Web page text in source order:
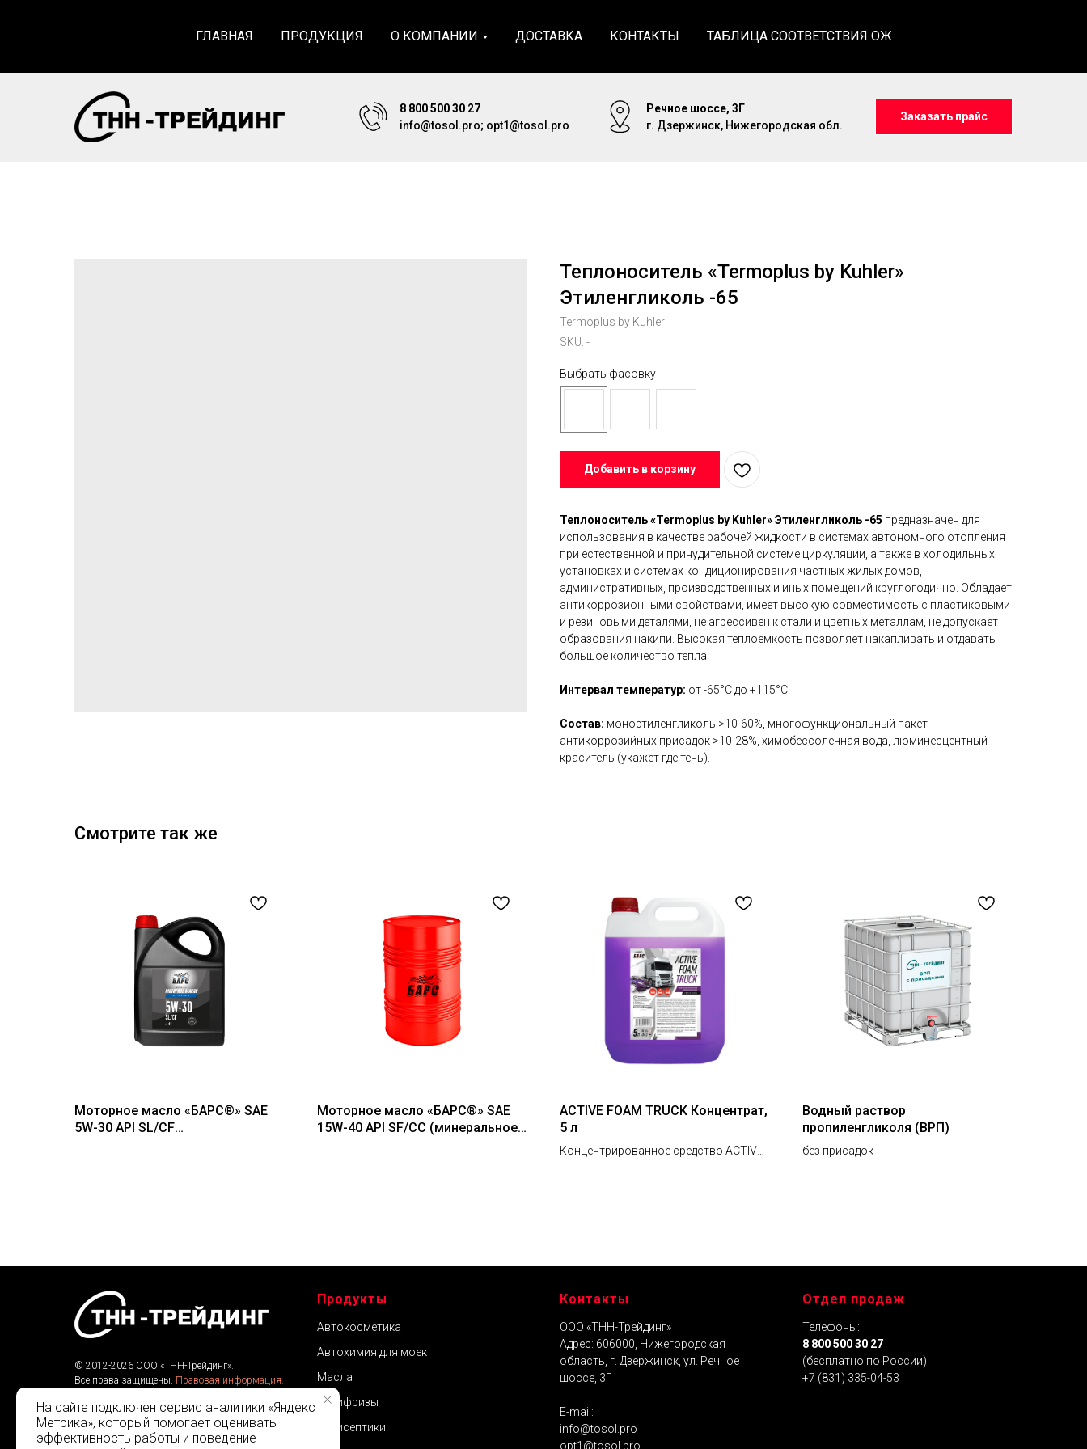
ГЛАВНАЯ ПРОДУКЦИЯ О КОМПАНИИ ДОСТАВКА КОНТАКТЫ ТАБЛИЦА СООТВЕТСТВИЯ ОЖ
8 800 500 30 27
info@tosol.pro; opt1@tosol.pro
Речное шоссе, 3Г
г. Дзержинск, Нижегородская обл.
Заказать прайс
Теплоноситель «Теrmoplus by Kuhler»
Этиленгликоль -65
Теrmoplus by Kuhler
SKU: -
Выбрать фасовку
Добавить в корзину
Теплоноситель «Теrmoplus by Kuhler»Этиленгликоль -65 предназначен для
использования в качестве рабочей жидкости в системах автономного отопления
при естественной и принудительной системе циркуляции, а также в холодильных
установках и системах кондиционирования частных жилых домов,
административных, производственных и иных помещений круглогодично. Обладает
антикоррозионными свойствами, имеет высокую совместимость с пластиковыми
и резиновыми деталями, не агрессивен к стали и цветных металлам, не допускает
образования накипи. Высокая теплоемкость позволяет накапливать и отдавать
большое количество тепла.
Интервал температур: от -65°С до +115°С.
Состав: моноэтиленгликоль >10-60%, многофункциональный пакет
антикоррозийных присадок >10-28%, химобессоленная вода, люминесцентный
краситель (укажет где течь).
Смотрите так же
Моторное масло «БАРС®» SAE
5W-30 API SL/CF
Моторное масло «БАРС®» SAE
15W-40 API SF/CC (минеральное),
ACTIVE FOAM TRUCK Концентрат,
5 л
Концентрированное средство ACTIVE
Водный раствор
пропиленгликоля (ВРП)
без присадок
© 2012-2026 ООО «ТНН-Трейдинг».
Все права защищены. Правовая информация.
Продукты
Автокосметика
Автохимия для моек
Масла
Антифризы
Антисептики
Контакты
ООО «ТНН-Трейдинг»
Адрес: 606000, Нижегородская
область, г. Дзержинск, ул. Речное
шоссе, 3Г
E-mail:
info@tosol.pro
opt1@tosol.pro
Отдел продаж
Телефоны:
8 800 500 30 27
(бесплатно по России)
+7 (831) 335-04-53
На сайте подключен сервис аналитики «Яндекс
Метрика», который помогает оценивать
эффективность работы и поведение